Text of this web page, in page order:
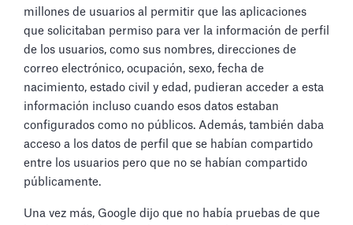
millones de usuarios al permitir que las aplicaciones
que solicitaban permiso para ver la información de perfil
de los usuarios, como sus nombres, direcciones de
correo electrónico, ocupación, sexo, fecha de
nacimiento, estado civil y edad, pudieran acceder a esta
información incluso cuando esos datos estaban
configurados como no públicos. Además, también daba
acceso a los datos de perfil que se habían compartido
entre los usuarios pero que no se habían compartido
públicamente.
Una vez más, Google dijo que no había pruebas de que